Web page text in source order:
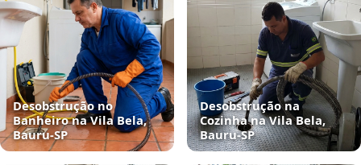
Desobstrução no
Banheiro na Vila Bela,
Bauru‑SP
Desobstrução na
Cozinha na Vila Bela,
Bauru‑SP